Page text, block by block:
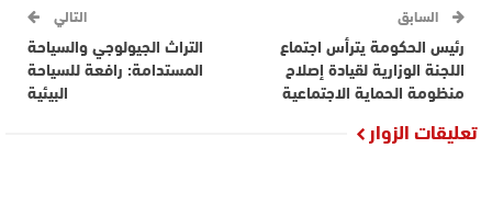
السابق
رئيس الحكومة يترأس اجتماع
اللجنة الوزارية لقيادة إصلاح
منظومة الحماية الاجتماعية
التالي
التراث الجيولوجي والسياحة
المستدامة: رافعة للسياحة
البيئية
تعليقات الزوار